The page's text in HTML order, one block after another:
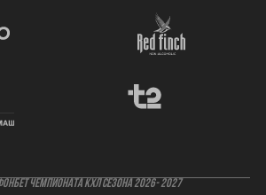
ЧЕМПИОНАТА КХЛ СЕЗОНА 2026- 2027